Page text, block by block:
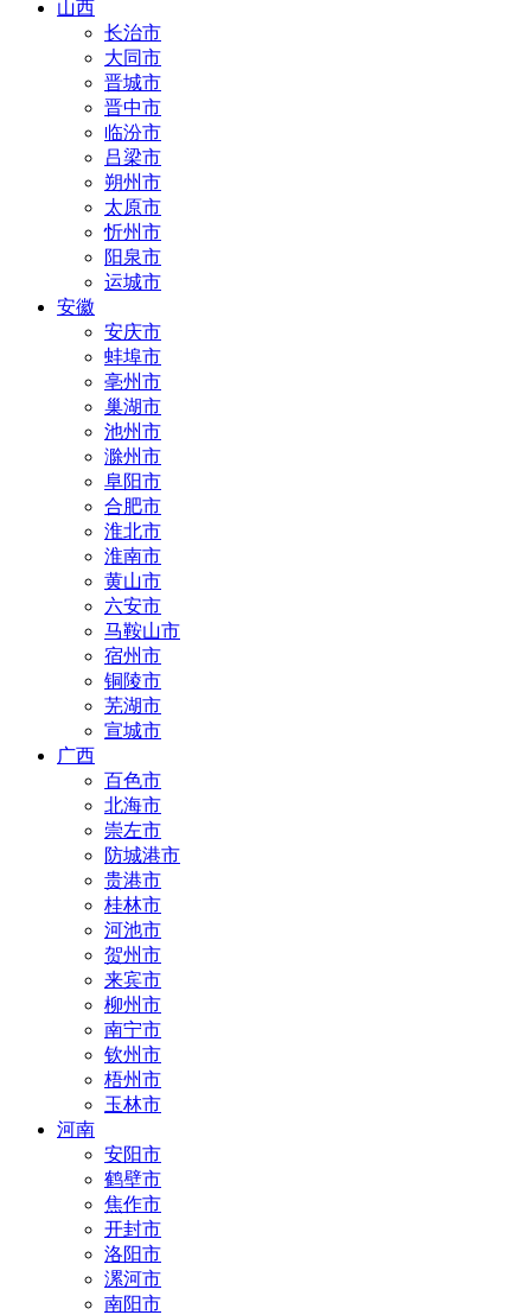
山西
长治市
大同市
晋城市
晋中市
临汾市
吕梁市
朔州市
太原市
忻州市
阳泉市
运城市
安徽
安庆市
蚌埠市
亳州市
巢湖市
池州市
滁州市
阜阳市
合肥市
淮北市
淮南市
黄山市
六安市
马鞍山市
宿州市
铜陵市
芜湖市
宣城市
广西
百色市
北海市
崇左市
防城港市
贵港市
桂林市
河池市
贺州市
来宾市
柳州市
南宁市
钦州市
梧州市
玉林市
河南
安阳市
鹤壁市
焦作市
开封市
洛阳市
漯河市
南阳市